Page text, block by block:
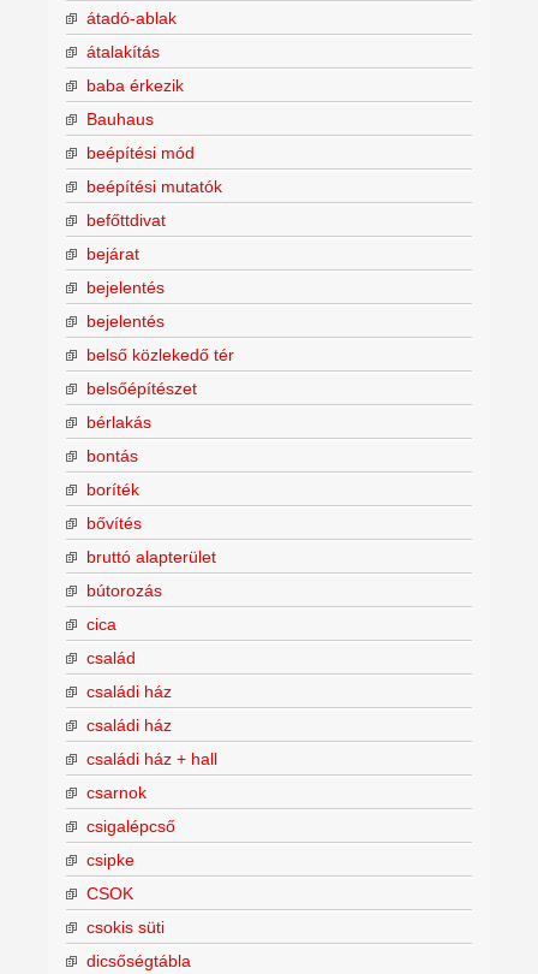
átadó-ablak
átalakítás
baba érkezik
Bauhaus
beépítési mód
beépítési mutatók
befőttdivat
bejárat
bejelentés
bejelentés
belső közlekedő tér
belsőépítészet
bérlakás
bontás
boríték
bővítés
bruttó alapterület
bútorozás
cica
család
családi ház
családi ház
családi ház + hall
csarnok
csigalépcső
csipke
CSOK
csokis süti
dicsőségtábla